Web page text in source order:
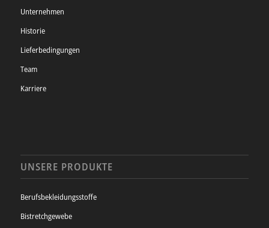
Unternehmen
Historie
Lieferbedingungen
Team
Karriere
UNSERE PRODUKTE
Berufsbekleidungsstoffe
Bistretchgewebe